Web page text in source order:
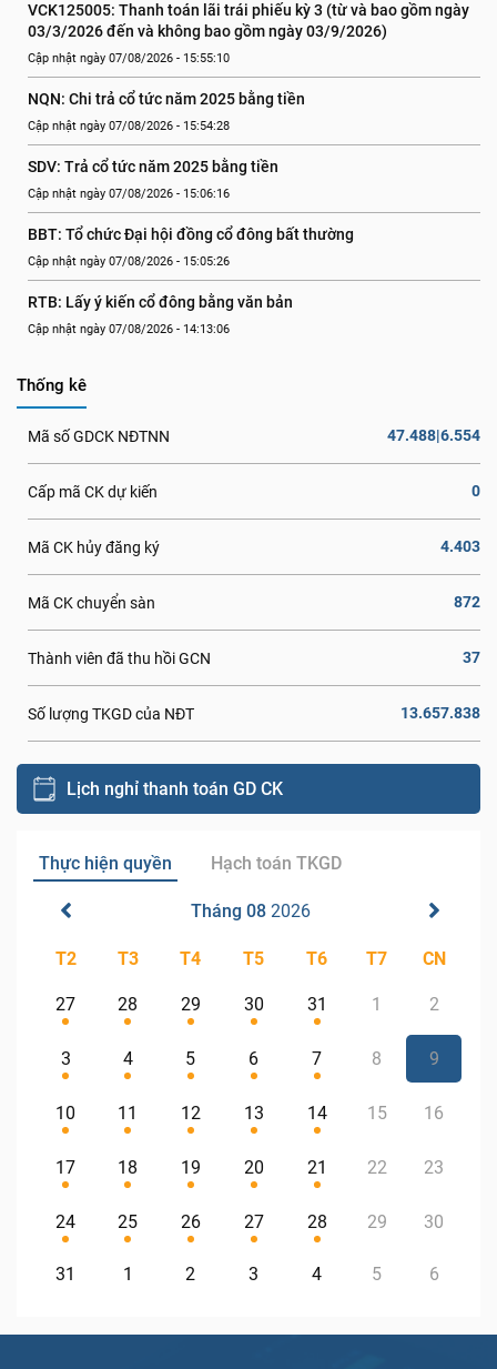
VCK125005: Thanh toán lãi trái phiếu kỳ 3 (từ và bao gồm ngày
03/3/2026 đến và không bao gồm ngày 03/9/2026)
Cập nhật ngày 07/08/2026 - 15:55:10
NQN: Chi trả cổ tức năm 2025 bằng tiền
Cập nhật ngày 07/08/2026 - 15:54:28
SDV: Trả cổ tức năm 2025 bằng tiền
Cập nhật ngày 07/08/2026 - 15:06:16
BBT: Tổ chức Đại hội đồng cổ đông bất thường
Cập nhật ngày 07/08/2026 - 15:05:26
RTB: Lấy ý kiến cổ đông bằng văn bản
Cập nhật ngày 07/08/2026 - 14:13:06
Thống kê
Mã số GDCK NĐTNN 47.488|6.554
Cấp mã CK dự kiến 0
Mã CK hủy đăng ký 4.403
Mã CK chuyển sàn 872
Thành viên đã thu hồi GCN 37
Số lượng TKGD của NĐT 13.657.838
Lịch nghỉ thanh toán GD CK
Thực hiện quyền Hạch toán TKGD
Tháng 08 2026
T2 T3 T4 T5 T6 T7 CN
27 28 29 30 31 1 2
3 4 5 6 7 8 9
10 11 12 13 14 15 16
17 18 19 20 21 22 23
24 25 26 27 28 29 30
31 1 2 3 4 5 6